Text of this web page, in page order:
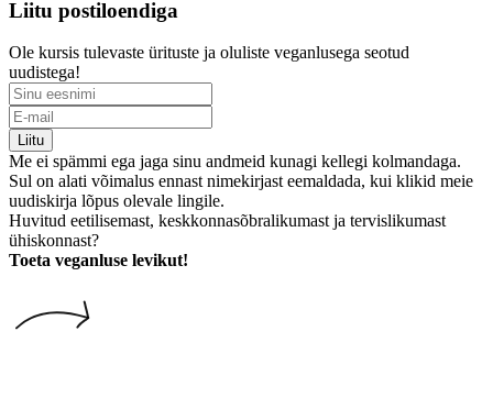
Liitu postiloendiga
Ole kursis tulevaste ürituste ja oluliste veganlusega seotud
uudistega!
Liitu
Me ei spämmi ega jaga sinu andmeid kunagi kellegi kolmandaga.
Sul on alati võimalus ennast nimekirjast eemaldada, kui klikid meie
uudiskirja lõpus olevale lingile.
Huvitud eetilisemast, keskkonnasõbralikumast ja tervislikumast
ühiskonnast?
Toeta veganluse levikut!